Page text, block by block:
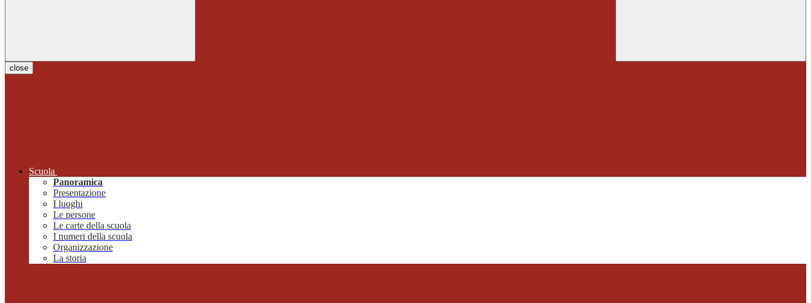
close
Scuola
Panoramica
Presentazione
I luoghi
Le persone
Le carte della scuola
I numeri della scuola
Organizzazione
La storia